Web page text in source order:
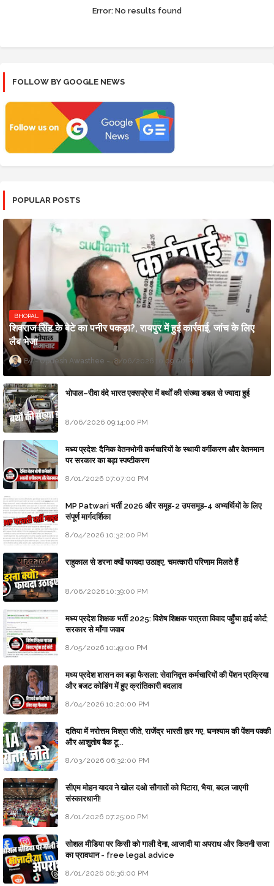
Error: No results found
FOLLOW BY GOOGLE NEWS
POPULAR POSTS
BHOPAL
शिवराज सिंह के बेटे का पनीर पकड़ा?, रायपुर में हुई कार्रवाई, जांच के लिए
लैब भेजा
Updesh Awasthee 8/06/2026 10:09:00 PM
भोपाल–रीवा वंदे भारत एक्सप्रेस में बर्थों की संख्या डबल से ज्यादा हुई
8/06/2026 09:14:00 PM
मध्य प्रदेश: दैनिक वेतनभोगी कर्मचारियों के स्थायी वर्गीकरण और वेतनमान
पर सरकार का बड़ा स्पष्टीकरण
8/01/2026 07:07:00 PM
MP Patwari भर्ती 2026 और समूह-2 उपसमूह-4 अभ्यर्थियों के लिए
संपूर्ण मार्गदर्शिका
8/04/2026 10:32:00 PM
राहुकाल से डरना क्यों फायदा उठाइए, चमत्कारी परिणाम मिलते हैं
8/06/2026 10:39:00 PM
मध्य प्रदेश शिक्षक भर्ती 2025: विशेष शिक्षक पात्रता विवाद पहुँचा हाई कोर्ट;
सरकार से माँगा जवाब
8/05/2026 10:49:00 PM
मध्य प्रदेश शासन का बड़ा फैसला: सेवानिवृत्त कर्मचारियों की पेंशन प्रक्रिया
और बजट कोडिंग में हुए क्रांतिकारी बदलाव
8/04/2026 10:20:00 PM
दतिया में नरोत्तम मिश्रा जीते, राजेंद्र भारती हार गए, घनश्याम की पेंशन पक्की
और आशुतोष बैक टू...
8/03/2026 06:32:00 PM
सीएम मोहन यादव ने खोल दओ सौगातों को पिटारा, भैया, बदल जाएगी
संस्कारधानी!
8/01/2026 07:25:00 PM
सोशल मीडिया पर किसी को गाली देना, आजादी या अपराध और कितनी सजा
का प्रावधान - free legal advice
8/01/2026 06:36:00 PM